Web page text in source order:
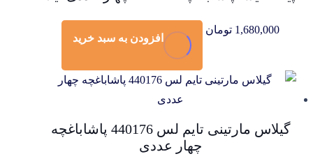
1,680,000 تومان
افزودن به سبد خرید
گیلاس مارتینی تایم لس 440176 پاشاباغچه
چهار عددی